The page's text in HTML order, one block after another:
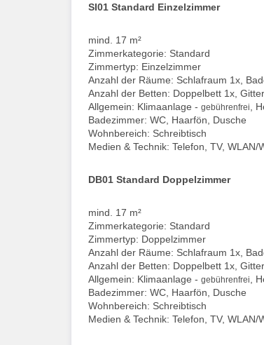
SI01 Standard Einzelzimmer
mind. 17 m²
Zimmerkategorie: Standard
Zimmertyp: Einzelzimmer
Anzahl der Räume: Schlafraum 1x,
Anzahl der Betten: Doppelbett 1x,
Allgemein: Klimaanlage - gebührenfrei
,
Badezimmer: WC, Haarfön, Dusche
Wohnbereich: Schreibtisch
Medien & Technik: Telefon, TV,
DB01 Standard Doppelzimmer
mind. 17 m²
Zimmerkategorie: Standard
Zimmertyp: Doppelzimmer
Anzahl der Räume: Schlafraum 1x,
Anzahl der Betten: Doppelbett 1x,
Allgemein: Klimaanlage - gebührenfrei
,
Badezimmer: WC, Haarfön, Dusche
Wohnbereich: Schreibtisch
Medien & Technik: Telefon, TV,